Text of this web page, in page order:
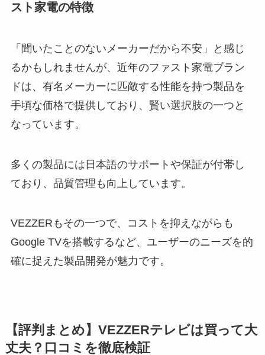
スト家電の特徴
「聞いたことのないメーカーだから不安」と感じ
るかもしれませんが、近年のファスト家電ブラン
ドは、有名メーカーに匹敵する性能を持つ製品を
手頃な価格で提供しており、賢い選択肢の一つと
なっています。
多くの製品には日本語のサポートや保証が付帯し
ており、品質管理も向上しています。
VEZZERもその一つで、コストを抑えながらも
Google TVを搭載するなど、ユーザーのニーズを的
確に捉えた製品開発が魅力です。
【評判まとめ】VEZZERテレビは買って大
丈夫？口コミを徹底検証